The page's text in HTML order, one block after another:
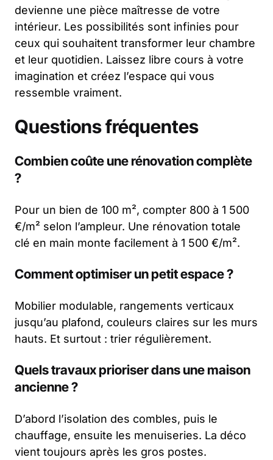
devienne une pièce maîtresse de votre
intérieur. Les possibilités sont infinies pour
ceux qui souhaitent transformer leur chambre
et leur quotidien. Laissez libre cours à votre
imagination et créez l’espace qui vous
ressemble vraiment.
Questions fréquentes
Combien coûte une rénovation complète
?
Pour un bien de 100 m², compter 800 à 1 500
€/m² selon l’ampleur. Une rénovation totale
clé en main monte facilement à 1 500 €/m².
Comment optimiser un petit espace ?
Mobilier modulable, rangements verticaux
jusqu’au plafond, couleurs claires sur les murs
hauts. Et surtout : trier régulièrement.
Quels travaux prioriser dans une maison
ancienne ?
D’abord l’isolation des combles, puis le
chauffage, ensuite les menuiseries. La déco
vient toujours après les gros postes.